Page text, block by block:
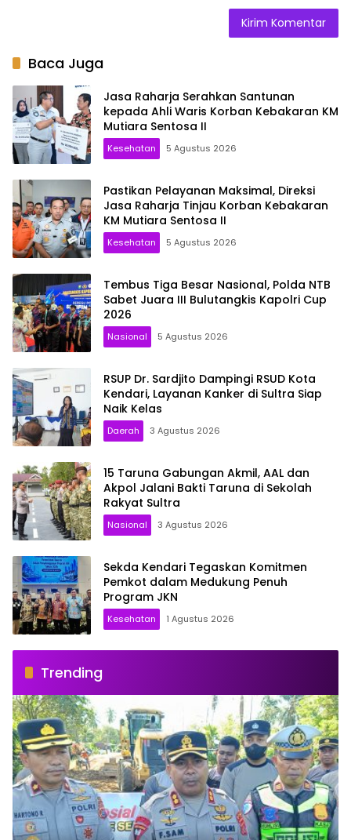
Baca Juga
Jasa Raharja Serahkan Santunan
kepada Ahli Waris Korban Kebakaran KM
Mutiara Sentosa II
Kesehatan 5 Agustus 2026
Pastikan Pelayanan Maksimal, Direksi
Jasa Raharja Tinjau Korban Kebakaran
KM Mutiara Sentosa II
Kesehatan 5 Agustus 2026
Tembus Tiga Besar Nasional, Polda NTB
Sabet Juara III Bulutangkis Kapolri Cup
2026
Nasional 5 Agustus 2026
RSUP Dr. Sardjito Dampingi RSUD Kota
Kendari, Layanan Kanker di Sultra Siap
Naik Kelas
Daerah 3 Agustus 2026
15 Taruna Gabungan Akmil, AAL dan
Akpol Jalani Bakti Taruna di Sekolah
Rakyat Sultra
Nasional 3 Agustus 2026
Sekda Kendari Tegaskan Komitmen
Pemkot dalam Medukung Penuh
Program JKN
Kesehatan 1 Agustus 2026
Trending